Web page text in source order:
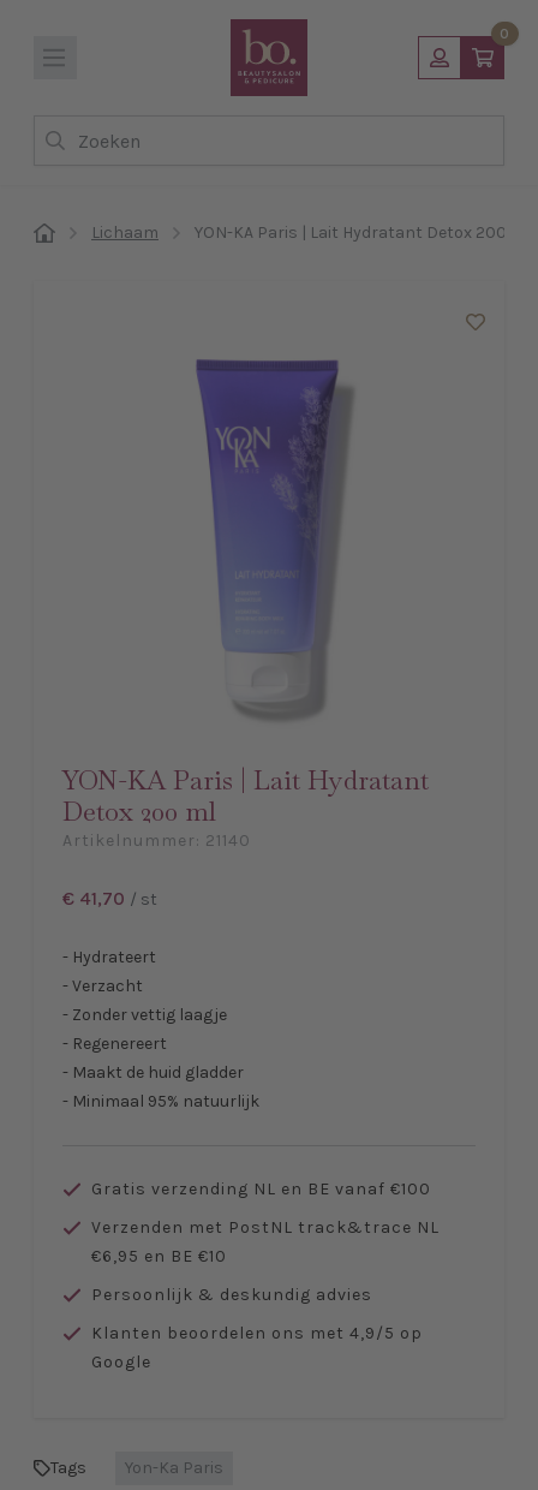
0
Zoeken
Lichaam YON-KA Paris | Lait Hydratant Detox 200 ml
YON-KA Paris | Lait Hydratant
Detox 200 ml
Artikelnummer: 21140
€ 41,70 / st
- Hydrateert
- Verzacht
- Zonder vettig laagje
- Regenereert
- Maakt de huid gladder
- Minimaal 95% natuurlijk
Gratis verzending NL en BE vanaf €100
Verzenden met PostNL track&trace NL
€6,95 en BE €10
Persoonlijk & deskundig advies
Klanten beoordelen ons met 4,9/5 op
Google
Tags Yon-Ka Paris